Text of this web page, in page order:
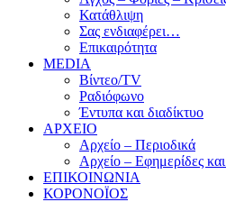
Κατάθλιψη
Σας ενδιαφέρει…
Επικαιρότητα
MEDIA
Βίντεο/TV
Ραδιόφωνο
Έντυπα και διαδίκτυο
ΑΡΧΕΙΟ
Αρχείο – Περιοδικά
Αρχείο – Εφημερίδες
ΕΠΙΚΟΙΝΩΝΙΑ
ΚΟΡΟΝΟΪΟΣ